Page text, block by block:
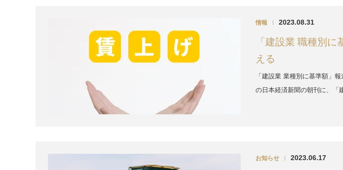
情報 | 2023.08.31
「建設業 職種別
える
「建設業 業種別に基準額」
の日本経済新聞の朝刊に、
お知らせ | 2023.06.17